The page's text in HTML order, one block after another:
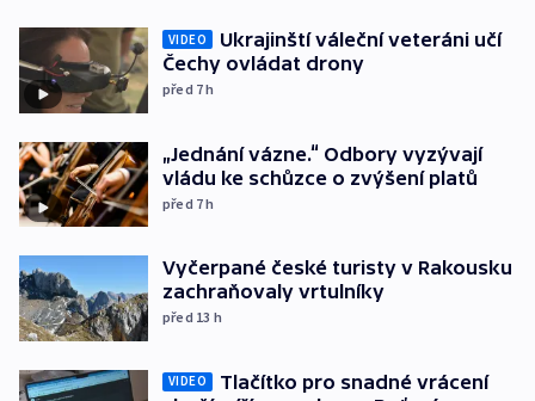
VIDEO
Ukrajinští váleční veteráni učí
Čechy ovládat drony
před 7h
„Jednání vázne.“ Odbory vyzývají
vládu ke schůzce o zvýšení platů
před 7h
Vyčerpané české turisty v Rakousku
zachraňovaly vrtulníky
před 13 h
VIDEO
Tlačítko pro snadné vrácení